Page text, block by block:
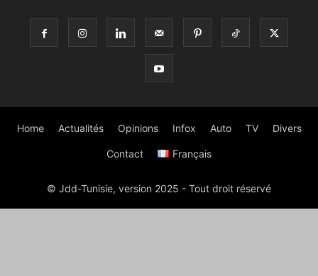
Home Actualités Opinions Infox Auto TV Divers
Contact Français
© Jdd-Tunisie, version 2025 - Tout droit réservé